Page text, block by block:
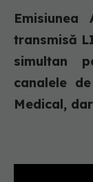
transmisă
simultan
canalele
Medical,